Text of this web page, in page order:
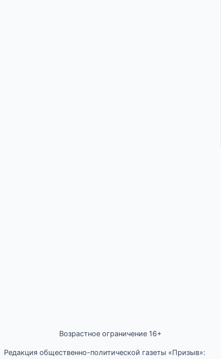
Возрастное ограничение 16+
Редакция общественно-политической газеты «Призыв»: